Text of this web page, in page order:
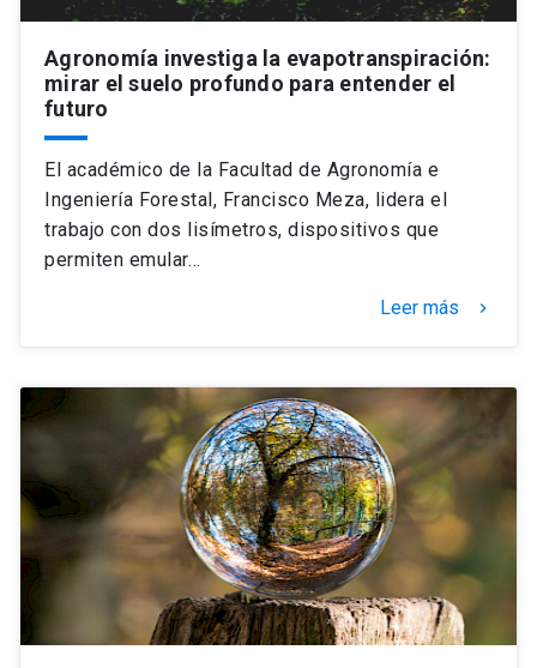
Agronomía investiga la evapotranspiración:
mirar el suelo profundo para entender el
futuro
El académico de la Facultad de Agronomía e
Ingeniería Forestal, Francisco Meza, lidera el
trabajo con dos lisímetros, dispositivos que
permiten emular…
Leer más keyboard_arrow_right